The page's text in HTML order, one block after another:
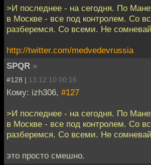
>И последнее - на сегодня. По
в Москве - все под контролем. Со
разберемся. Со всеми. Не
http://twitter.com/medvedevrussia
SPQR »
#128 | 13.12.10 00:16
Кому: izh306, #127
>И последнее - на сегодня. По
в Москве - все под контролем. Со
разберемся. Со всеми. Не
это просто смешно.